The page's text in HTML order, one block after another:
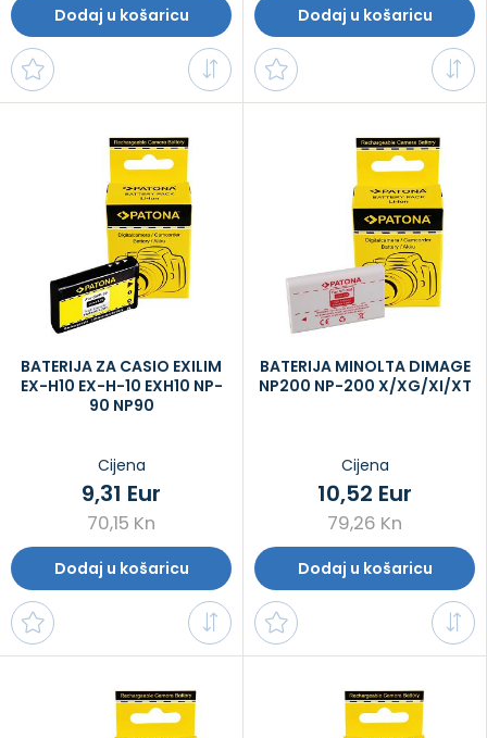
Dodaj u košaricu Dodaj u košaricu
BATERIJA ZA CASIO EXILIM
EX-H10 EX-H-10 EXH10 NP-
90 NP90
Cijena
70,15 Kn
9,31 Eur
Dodaj u košaricu
BATERIJA MINOLTA DIMAGE
NP200 NP-200 X/XG/XI/XT
Cijena
79,26 Kn
10,52 Eur
Dodaj u košaricu